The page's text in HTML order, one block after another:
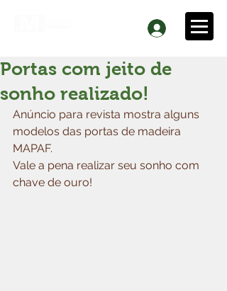
Portas com jeito de
sonho realizado!
Anúncio para revista mostra alguns
modelos das portas de madeira
MAPAF.
Vale a pena realizar seu sonho com
chave de ouro!